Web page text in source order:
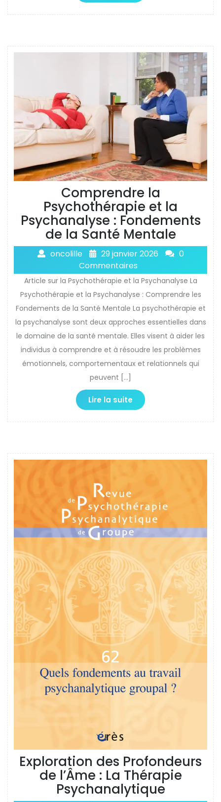
Comprendre la
Psychothérapie et la
Psychanalyse : Fondements
de la Santé Mentale
oncolille 29 janvier 2026
0
Commentaires
Article sur la Psychothérapie et la Psychanalyse La
Psychothérapie et la Psychanalyse : Comprendre les
Fondements de la Santé Mentale La psychothérapie et
la psychanalyse sont deux approches essentielles dans
le domaine de la santé mentale. Elles visent à aider les
individus à comprendre et à résoudre les problèmes
émotionnels, comportementaux et relationnels qui
peuvent […]
Lire la suite
Exploration des Profondeurs
de l’Âme : La Thérapie
Psychanalytique